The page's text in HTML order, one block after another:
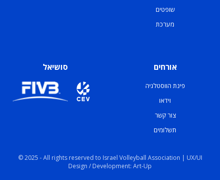
שופטים
מערכת
אורחים
פינת הווסטלגיה
וידאו
צור קשר
תשלומים
סושיאל
© 2025 - All rights reserved to Israel Volleyball Association | UX/UI
Design / Development: Art-Up